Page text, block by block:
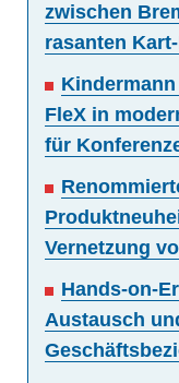
zwischen
rasanten
FleX in
für
Vernetzung
Hands-on-
Austausch